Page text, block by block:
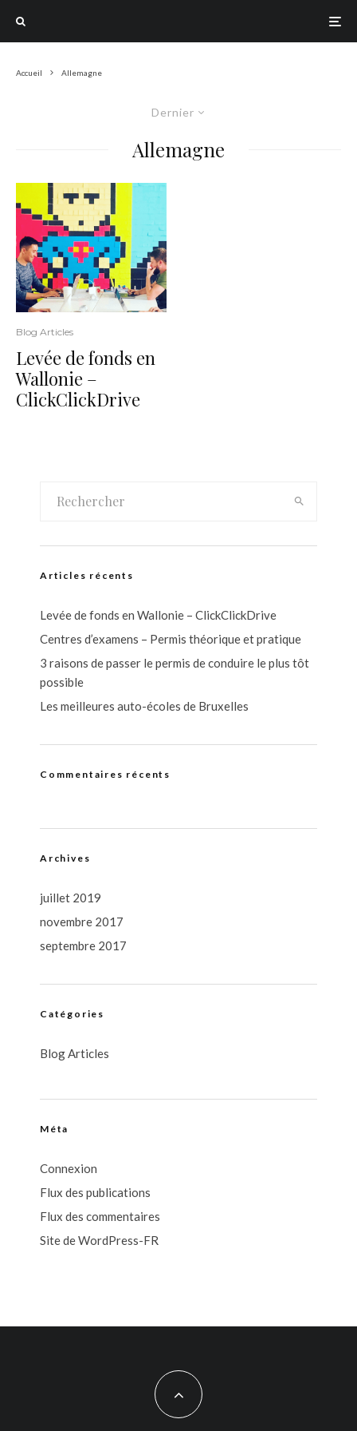
Accueil Allemagne
Dernier
Allemagne
Blog Articles
Levée de fonds en
Wallonie –
ClickClickDrive
Articles récents
Levée de fonds en Wallonie – ClickClickDrive
Centres d’examens – Permis théorique et pratique
3 raisons de passer le permis de conduire le plus tôt
possible
Les meilleures auto-écoles de Bruxelles
Commentaires récents
Archives
juillet 2019
novembre 2017
septembre 2017
Catégories
Blog Articles
Méta
Connexion
Flux des publications
Flux des commentaires
Site de WordPress-FR